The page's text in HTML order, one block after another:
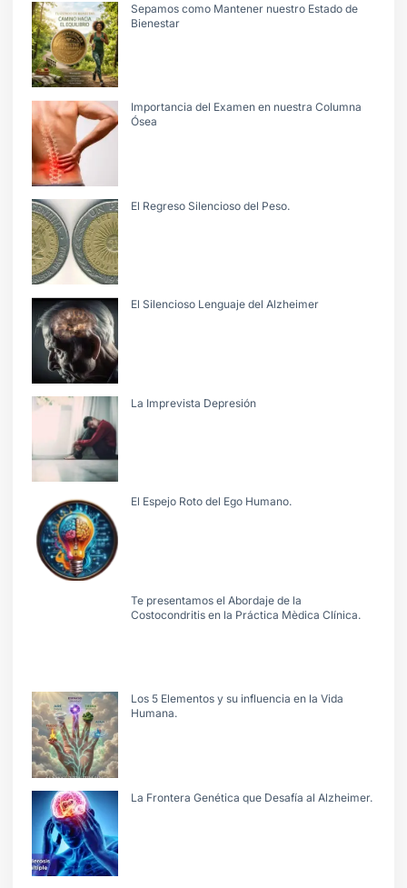
Sepamos como Mantener nuestro Estado de
Bienestar
Importancia del Examen en nuestra Columna
Ósea
El Regreso Silencioso del Peso.
El Silencioso Lenguaje del Alzheimer
La Imprevista Depresión
El Espejo Roto del Ego Humano.
Te presentamos el Abordaje de la
Costocondritis en la Práctica Mèdica Clínica.
Los 5 Elementos y su influencia en la Vida
Humana.
La Frontera Genética que Desafía al Alzheimer.